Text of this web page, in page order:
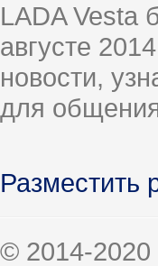
LADA Vesta
августе
новости,
для
Разместить
© 2014-2020